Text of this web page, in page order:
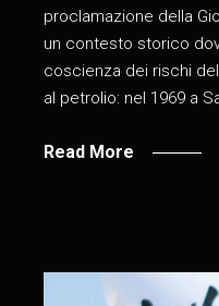
proclamazione della
un contesto storico
coscienza dei rischi
al petrolio: nel 1969 a
Read More